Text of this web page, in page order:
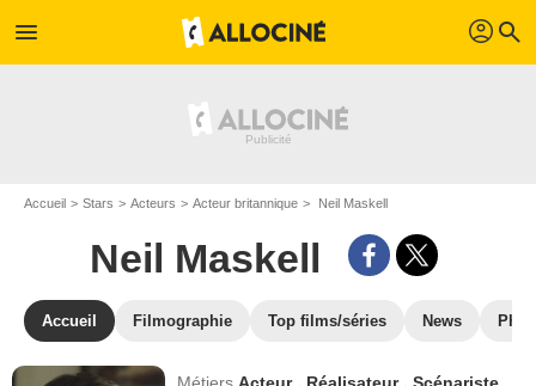
menu profil search
Accueil Stars Acteurs Acteur britannique Neil Maskell
Neil Maskell
Accueil Filmographie Top films/séries News